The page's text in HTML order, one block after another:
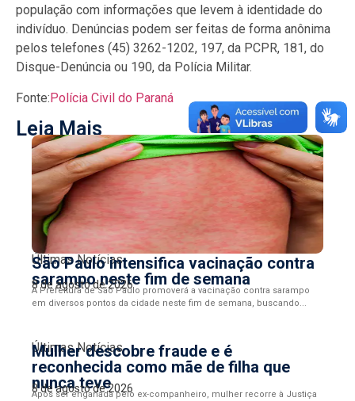
população com informações que levem à identidade do
indivíduo. Denúncias podem ser feitas de forma anônima
pelos telefones (45) 3262-1202, 197, da PCPR, 181, do
Disque-Denúncia ou 190, da Polícia Militar.
Fonte:Polícia Civil do Paraná
Leia Mais
Últimas Notícias
São Paulo intensifica vacinação contra
sarampo neste fim de semana
8 de agosto de 2026
A Prefeitura de São Paulo promoverá a vacinação contra sarampo
em diversos pontos da cidade neste fim de semana, buscando...
Últimas Notícias
Mulher descobre fraude e é
reconhecida como mãe de filha que
nunca teve
8 de agosto de 2026
Após ser enganada pelo ex-companheiro, mulher recorre à Justiça